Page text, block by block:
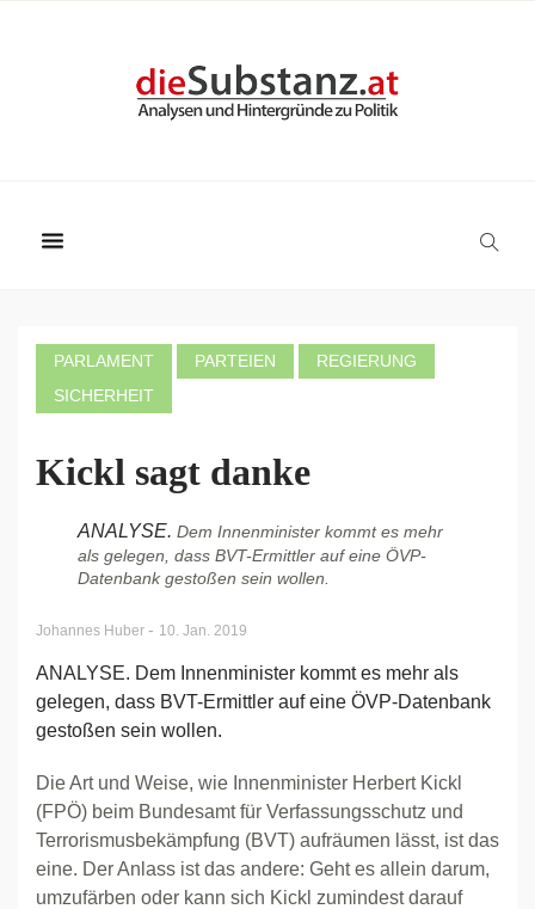
PARLAMENT PARTEIEN
REGIERUNG
SICHERHEIT
Kickl sagt danke
ANALYSE. Dem Innenminister kommt es mehr
als gelegen, dass BVT-Ermittler auf eine ÖVP-
Datenbank gestoßen sein wollen.
Johannes Huber - 10. Jan. 2019
ANALYSE. Dem Innenminister kommt es mehr als
gelegen, dass BVT-Ermittler auf eine ÖVP-Datenbank
gestoßen sein wollen.
Die Art und Weise, wie Innenminister Herbert Kickl
(FPÖ) beim Bundesamt für Verfassungsschutz und
Terrorismusbekämpfung (BVT) aufräumen lässt, ist das
eine. Der Anlass ist das andere: Geht es allein darum,
umzufärben oder kann sich Kickl zumindest darauf